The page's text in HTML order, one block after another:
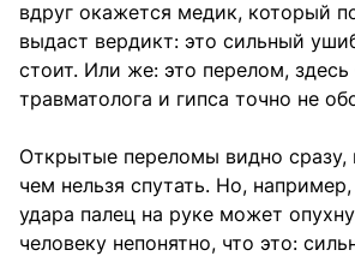
вдруг окажется медик, который
выдаст вердикт: это сильный
стоит. Или же: это перелом, здесь
травматолога и гипса точно не
Открытые переломы видно сразу,
чем нельзя спутать. Но,
удара палец на руке может
человеку непонятно, что это: